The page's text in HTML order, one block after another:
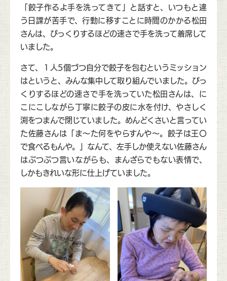
「餃子作るよ手を洗ってきて」と話すと、いつもと違
う日課が苦手で、行動に移すことに時間のかかる松田
さんは、びっくりするほどの速さで手を洗って着席して
いました。
さて、１人5個づつ自分で餃子を包むというミッション
はというと、みんな集中して取り組んでいました。びっ
くりするほどの速さで手を洗っていた松田さんは、に
こにこしながら丁寧に餃子の皮に水を付け、やさしく
渕をつまんで閉じていました。めんどくさいと言ってい
た佐藤さんは「ま～た何をやらすんや～。餃子は王〇
で食べるもんや。」なんて、左手しか使えない佐藤さん
はぶつぶつ言いながらも、まんざらでもない表情で、
しかもきれいな形に仕上げていました。